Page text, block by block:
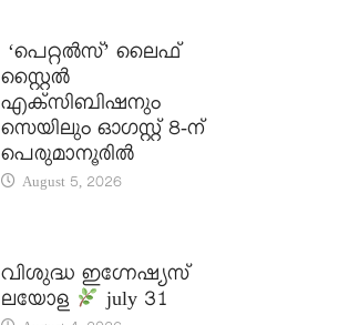
‘പെറ്റൽസ്’ ലൈഫ്
സ്റ്റൈൽ
എക്സിബിഷനും
സെയിലും ഓഗസ്റ്റ് 8-ന്
പെരുമാനൂരിൽ
August 5, 2026
വിശുദ്ധ ഇഗ്നേഷ്യസ്
ലയോള
july 31